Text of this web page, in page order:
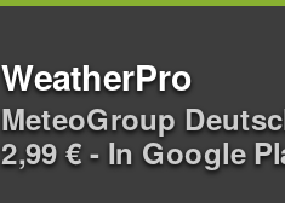
WeatherPro
MeteoGroup
2,99 € - In Google